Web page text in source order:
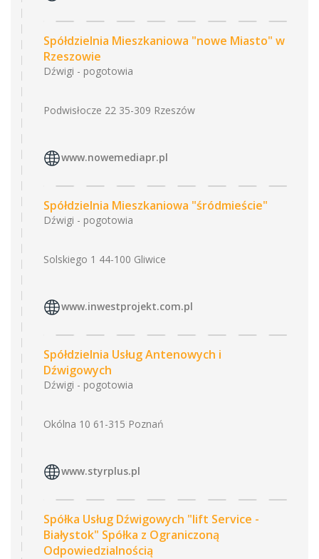
Spółdzielnia Mieszkaniowa "nowe Miasto" w
Rzeszowie
Dźwigi - pogotowia
Podwisłocze 22 35-309 Rzeszów
www.nowemediapr.pl
Spółdzielnia Mieszkaniowa "śródmieście"
Dźwigi - pogotowia
Solskiego 1 44-100 Gliwice
www.inwestprojekt.com.pl
Spółdzielnia Usług Antenowych i
Dźwigowych
Dźwigi - pogotowia
Okólna 10 61-315 Poznań
www.styrplus.pl
Spółka Usług Dźwigowych "lift Service -
Białystok" Spółka z Ograniczoną
Odpowiedzialnością